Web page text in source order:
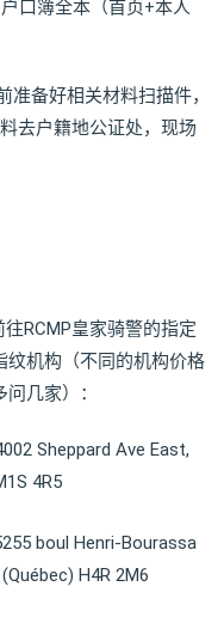
口簿全本（首页+本人
准备好相关材料扫描件，
去户籍地公证处，现场
RCMP皇家骑警的指定
纹机构（不同的机构价格
几家）：
Sheppard Ave East,
4R5
boul Henri-Bourassa
H4R 2M6